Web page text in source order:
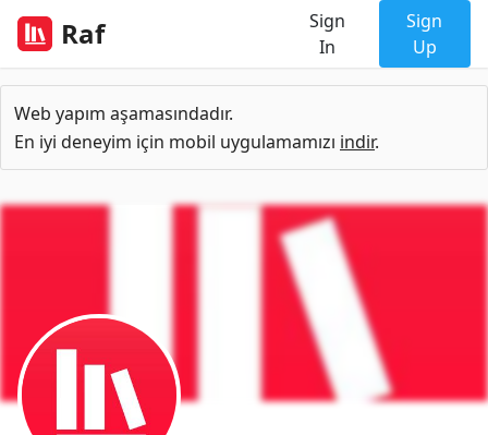
Raf
Sign
In
Sign
Up
Web yapım aşamasındadır.
En iyi deneyim için mobil uygulamamızı indir.